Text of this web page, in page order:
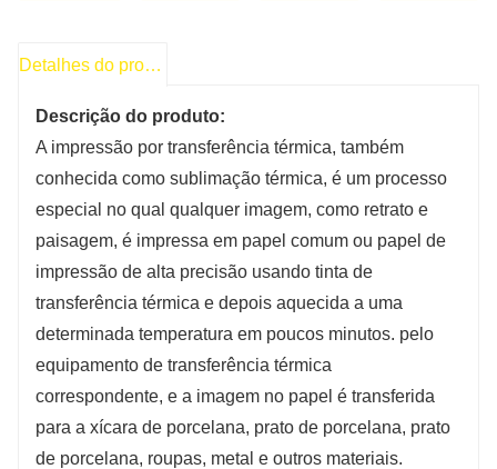
dispositivo de impressão versátil, fácil de
transmissão de imagens ou designs de alta
qualidade por meio da tecnologia de
transferência térmica e pode ser usada para
necessidades de impressão em uma variedade
de indústrias e aplicações.
Detalhes do produto
Descrição do produto:
A impressão por transferência térmica, também
conhecida como sublimação térmica, é um processo
especial no qual qualquer imagem, como retrato e
paisagem, é impressa em papel comum ou papel de
impressão de alta precisão usando tinta de
transferência térmica e depois aquecida a uma
determinada temperatura em poucos minutos. pelo
equipamento de transferência térmica
correspondente, e a imagem no papel é transferida
para a xícara de porcelana, prato de porcelana, prato
de porcelana, roupas, metal e outros materiais.